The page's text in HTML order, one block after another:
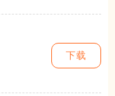
下载